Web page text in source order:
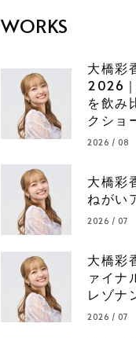
WORKS
大橋彩
2026
を飲み
クショ
2026 / 08
大橋彩
ねがい
2026 / 07
大橋彩
ァイナ
レゾナ
2026 / 07